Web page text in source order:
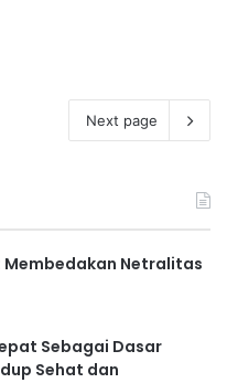
Next page
Membedakan Netralitas
Sebagai Dasar
Sehat dan